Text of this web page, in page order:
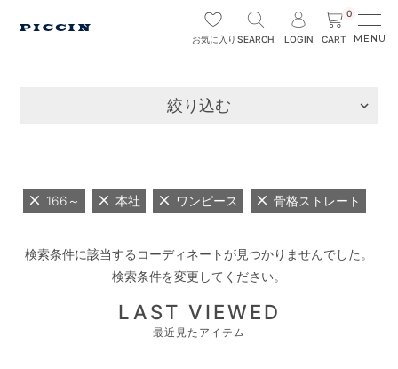
お気に入り SEARCH LOGIN
0
CART
絞り込む
166～ 本社 ワンピース 骨格ストレート
検索条件に該当するコーディネートが見つかりませんでした。
検索条件を変更してください。
LAST VIEWED
最近見たアイテム